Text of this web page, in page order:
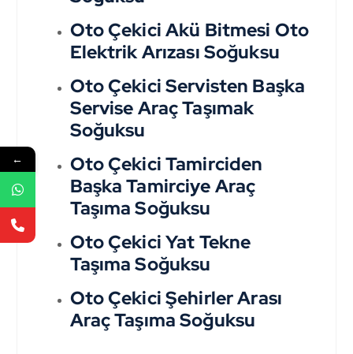
Oto Çekici Akü Bitmesi Oto
Elektrik Arızası Soğuksu
Oto Çekici Servisten Başka
Servise Araç Taşımak
Soğuksu
Oto Çekici Tamirciden
Başka Tamirciye Araç
Taşıma Soğuksu
Oto Çekici Yat Tekne
Taşıma Soğuksu
Oto Çekici Şehirler Arası
Araç Taşıma Soğuksu
←